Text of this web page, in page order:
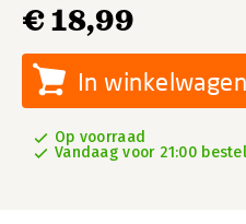
€ 18,99
In winkelwagen
Op voorraad
Vandaag voor 21:00